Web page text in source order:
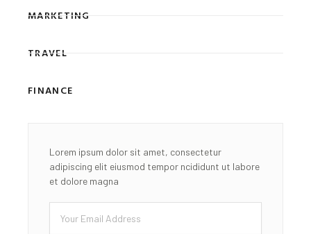
MARKETING
TRAVEL
FINANCE
Lorem ipsum dolor sit amet, consectetur
adipiscing elit eiusmod tempor ncididunt ut labore
et dolore magna
Email